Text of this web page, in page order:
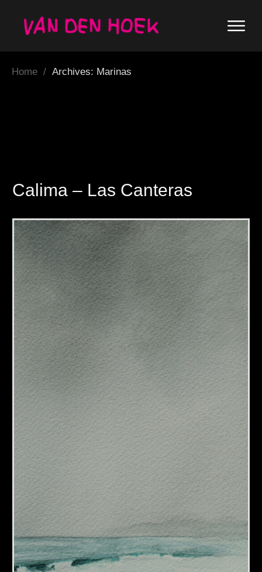
Home / Archives: Marinas
Calima – Las Canteras